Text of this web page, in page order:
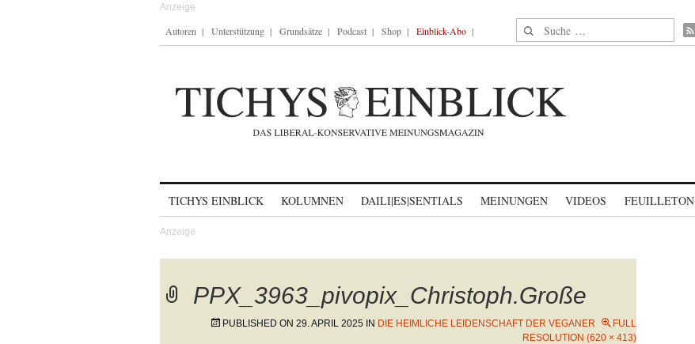
Autoren Unterstützung Grundsätze Podcast Shop Einblick-Abo Suche nach:
TICHYS EINBLICK KOLUMNEN DAILI|ES|SENTIALS MEINUNGEN VIDEOS FEUILLETON
PPX_3963_pivopix_Christoph.Große
PUBLISHED ON 29. APRIL 2025 IN DIE HEIMLICHE LEIDENSCHAFT DER VEGANER
FULL
RESOLUTION (620 × 413)